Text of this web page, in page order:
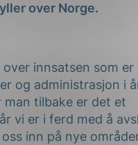
over Norge.
innsatsen som
og administrasjon i
man tilbake er det et
vi er i ferd med å
inn på nye